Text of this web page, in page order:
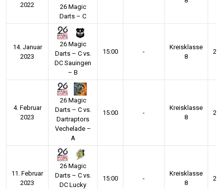
2022
26 Magic
Darts – C
14. Januar
2023
26 Magic
Darts – C vs.
DC Sauingen
– B
15:00 -
Kreisklasse
8
4. Februar
2023
26 Magic
Darts – C vs.
Dartraptors
Vechelade –
A
15:00 -
Kreisklasse
8
11. Februar
2023
26 Magic
Darts – C vs.
DC Lucky
15:00 -
Kreisklasse
8